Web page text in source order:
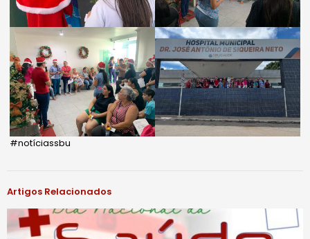
#notíciassbu
Artigos Relacionados